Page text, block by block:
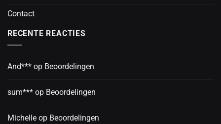
Contact
RECENTE REACTIES
And*** op Beoordelingen
sum*** op Beoordelingen
Michelle op Beoordelingen